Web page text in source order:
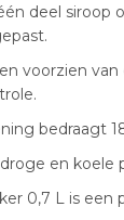
deel siroop
voorzien
bedraagt
en
0,7 L is een